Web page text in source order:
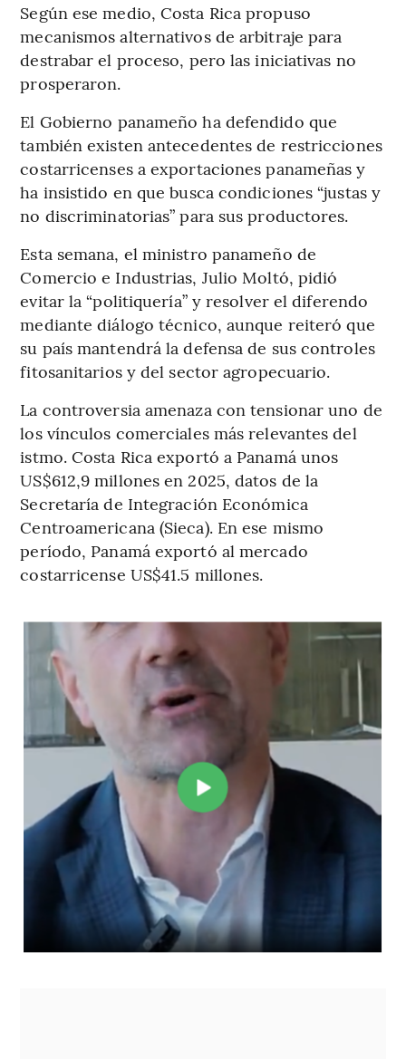
Según ese medio, Costa Rica propuso
mecanismos alternativos de arbitraje para
destrabar el proceso, pero las iniciativas no
prosperaron.
El Gobierno panameño ha defendido que
también existen antecedentes de restricciones
costarricenses a exportaciones panameñas y
ha insistido en que busca condiciones “justas y
no discriminatorias” para sus productores.
Esta semana, el ministro panameño de
Comercio e Industrias, Julio Moltó, pidió
evitar la “politiquería” y resolver el diferendo
mediante diálogo técnico, aunque reiteró que
su país mantendrá la defensa de sus controles
fitosanitarios y del sector agropecuario.
La controversia amenaza con tensionar uno de
los vínculos comerciales más relevantes del
istmo. Costa Rica exportó a Panamá unos
US$612,9 millones en 2025, datos de la
Secretaría de Integración Económica
Centroamericana (Sieca). En ese mismo
período, Panamá exportó al mercado
costarricense US$41.5 millones.